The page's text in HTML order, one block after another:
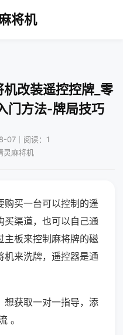
将机
改装遥控控牌_零
门方法-牌局技巧
07｜阅读：1
灵麻将机
购买一台可以控制的遥
买渠道，也可以自己通
主板来控制麻将牌的磁
机来洗牌，遥控器是通
想获取一对一指导，添
。